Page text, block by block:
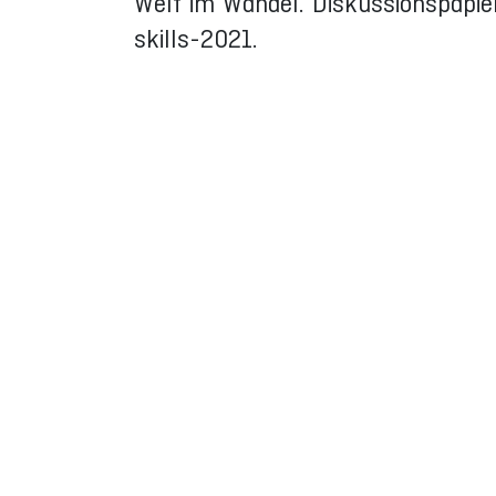
skills-2021.